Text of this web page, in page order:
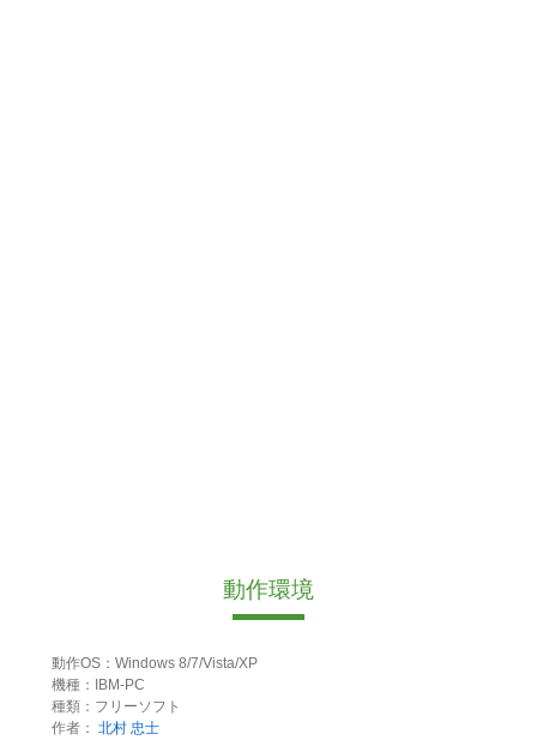
動作環境
動作OS：Windows 8/7/Vista/XP
機種：IBM-PC
種類：フリーソフト
作者： 北村 忠士